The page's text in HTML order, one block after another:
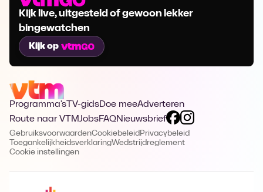
Kijk live, uitgesteld of gewoon lekker
bingewatchen
Kijk op
Programma's TV-gidsDoe meeAdverteren
Route naar VTMJobsFAQNieuwsbrief
GebruiksvoorwaardenCookiebeleid Privacybeleid
ToegankelijkheidsverklaringWedstrijdreglement
Cookie instellingen